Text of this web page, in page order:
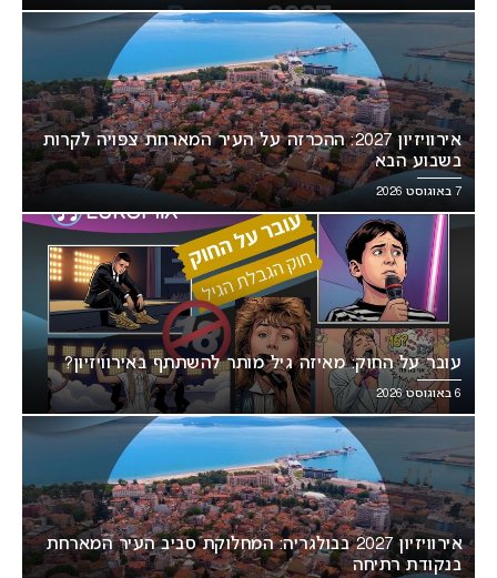
אירוויזיון 2027: ההכרזה על העיר המארחת צפויה לקרות
בשבוע הבא
7 באוגוסט 2026
עובר על החוק: מאיזה גיל מותר להשתתף באירוויזיון?
6 באוגוסט 2026
אירוויזיון 2027 בבולגריה: המחלוקת סביב העיר המארחת
בנקודת רתיחה